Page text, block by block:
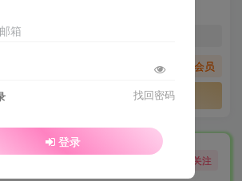
免费
您暂无购买权限，请先开通会员
狼 关注
箱
找回密码
登录